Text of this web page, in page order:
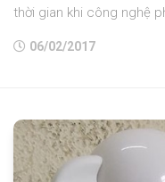
thời gian khi công nghệ
06/02/2017